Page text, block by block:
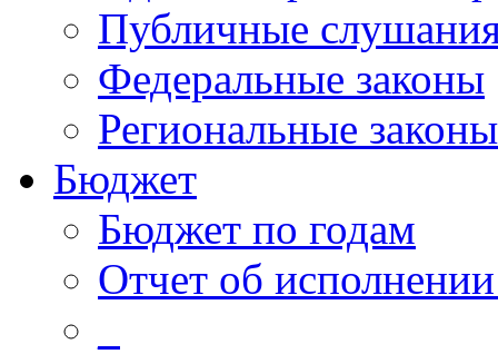
Публичные
Федеральные законы
Региональные законы
Бюджет
Бюджет по годам
Отчет об